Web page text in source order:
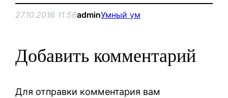
27.10.2016 11:56adminУмный ум
Добавить комментарий
Для отправки комментария вам